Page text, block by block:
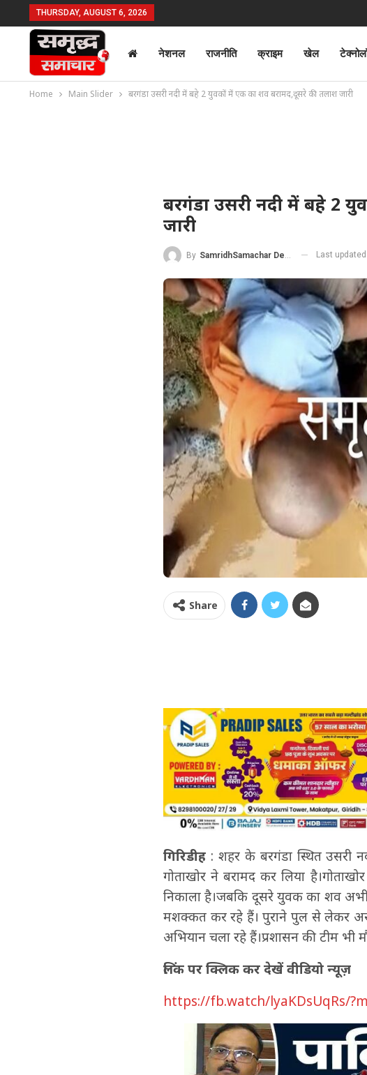
THURSDAY, AUGUST 6, 2026
नेशनल राजनीति क्राइम खेल
Home Main Slider बरगंडा उसरी नदी में बहे 2 युवकों में एक का शव बरामद,दूसरे की तलाश जारी
बरगंडा उसरी नदी में बहे 2
जारी
By SamridhSamachar Desk Last updated
Share
गिरिडीह : शहर के बरगंडा स्थित
गोताखोर ने बरामद कर लिया
निकाला है।जबकि दूसरे युवक का शव
मशक्कत कर रहे हैं। पुराने पुल से लेकर
अभियान चला रहे हैं।प्रशासन की टीम भी
लिंक पर क्लिक कर देखें वीडियो न्यूज़
https://fb.watch/lyaKDsUqRs/